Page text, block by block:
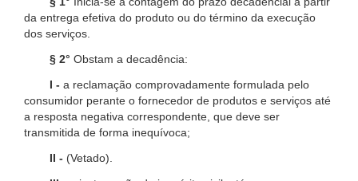
da entrega efetiva do produto ou do término da execução
dos serviços.
§ 2° Obstam a decadência:
I - a reclamação comprovadamente formulada pelo
consumidor perante o fornecedor de produtos e serviços até
a resposta negativa correspondente, que deve ser
transmitida de forma inequívoca;
II - (Vetado).